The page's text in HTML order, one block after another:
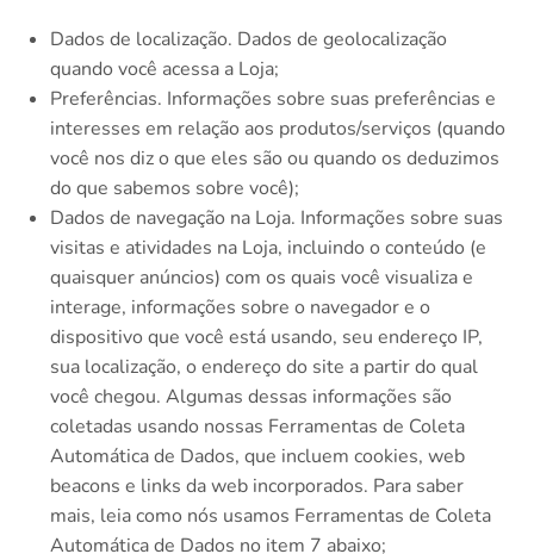
Dados de localização. Dados de geolocalização
quando você acessa a Loja;
Preferências. Informações sobre suas preferências e
interesses em relação aos produtos/serviços (quando
você nos diz o que eles são ou quando os deduzimos
do que sabemos sobre você);
Dados de navegação na Loja. Informações sobre suas
visitas e atividades na Loja, incluindo o conteúdo (e
quaisquer anúncios) com os quais você visualiza e
interage, informações sobre o navegador e o
dispositivo que você está usando, seu endereço IP,
sua localização, o endereço do site a partir do qual
você chegou. Algumas dessas informações são
coletadas usando nossas Ferramentas de Coleta
Automática de Dados, que incluem cookies, web
beacons e links da web incorporados. Para saber
mais, leia como nós usamos Ferramentas de Coleta
Automática de Dados no item 7 abaixo;